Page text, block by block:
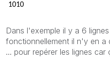
1010 A0000001 L02476859
Dans l'exemple il y a 6
fonctionnellement il n'y en a
... pour repérer les lignes car